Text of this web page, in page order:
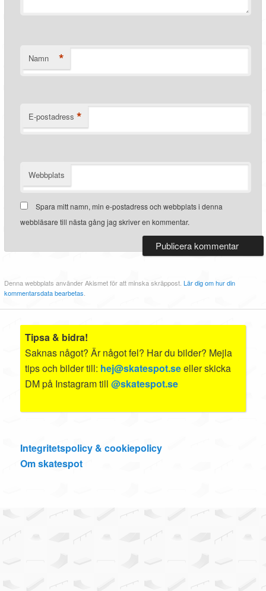
Namn *
E-postadress *
Webbplats
Spara mitt namn, min e-postadress och webbplats i denna
webbläsare till nästa gång jag skriver en kommentar.
Denna webbplats använder Akismet för att minska skräppost.Lär dig om hur din
kommentarsdata bearbetas.
Tipsa & bidra!
Saknas något? Är något fel? Har du bilder? Mejla
tips och bilder till: hej@skatespot.seeller skicka
DM på Instagram till@skatespot.se
Integritetspolicy & cookiepolicy
Om skatespot